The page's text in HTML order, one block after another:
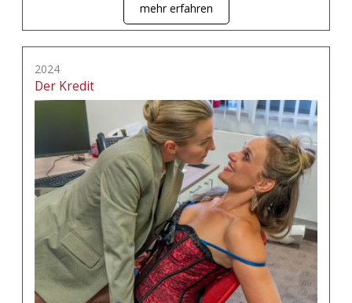
mehr erfahren
2024
Der Kredit